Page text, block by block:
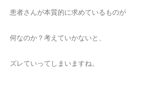
患者さんが本質的に求めているものが
何なのか？考えていかないと、
ズレていってしまいますね。